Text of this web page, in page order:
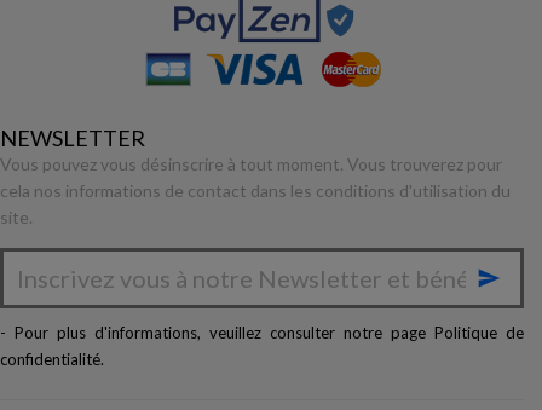
NEWSLETTER
Vous pouvez vous désinscrire à tout moment. Vous trouverez pour
cela nos informations de contact dans les conditions d'utilisation du
site.

- Pour plus d'informations, veuillez consulter notre page Politique de
confidentialité.